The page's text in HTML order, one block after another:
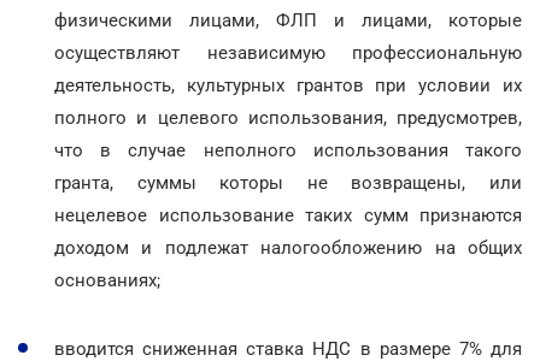
физическими лицами, ФЛП и лицами, которые
осуществляют независимую профессиональную
деятельность, культурных грантов при условии их
полного и целевого использования, предусмотрев,
что в случае неполного использования такого
гранта, суммы которы не возвращены, или
нецелевое использование таких сумм признаются
доходом и подлежат налогообложению на общих
основаниях;
вводится сниженная ставка НДС в размере 7% для